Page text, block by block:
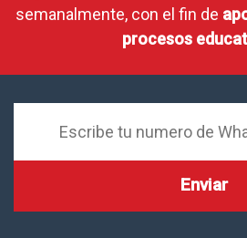
semanalmente, con el fin de
procesos